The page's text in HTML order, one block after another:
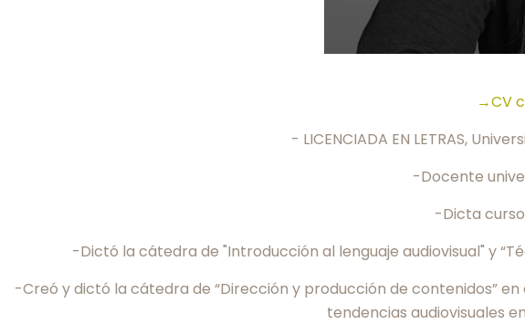
→CV
- LICENCIADA EN LETRAS,
-Docente
-Dicta
-Dictó la cátedra de "Introducción al lenguaje audiovisual" y
-Creó y dictó la cátedra de “Dirección y producción de contenidos”
tendencias audiovisuales